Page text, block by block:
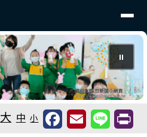
⏸
大 中 小